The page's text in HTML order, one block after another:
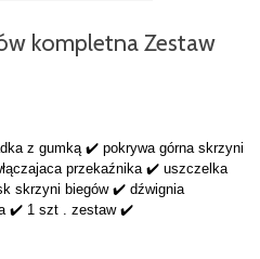
kompletna Zestaw
z gumką ✔️ pokrywa górna skrzyni
przekaźnika ✔️ uszczelka
skrzyni biegów ✔️ dźwignia
✔️ 1 szt . zestaw ✔️